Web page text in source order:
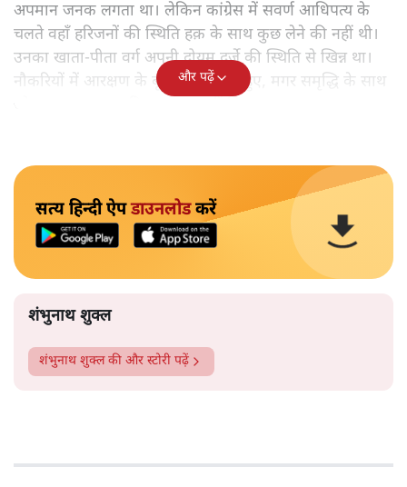
अपमान जनक लगता था। लेकिन कांग्रेस में सवर्ण आधिपत्य के
चलते वहाँ हरिजनों की स्थिति हक़ के साथ कुछ लेने की नहीं थी।
उनका खाता-पीता वर्ग अपनी दोयम दर्जे की स्थिति से खिन्न था।
नौकरियों में आरक्षण के बूते वे समृद्ध तो हुए, मगर समृद्धि के साथ
जो आत्म-सम्मान चाहिए था, वह नहीं मिल रहा था।
और पढ़ें
सत्य हिन्दी ऐपडाउनलोडकरें
शंभुनाथ शुक्ल
शंभुनाथ शुक्लकी और स्टोरी पढ़ें